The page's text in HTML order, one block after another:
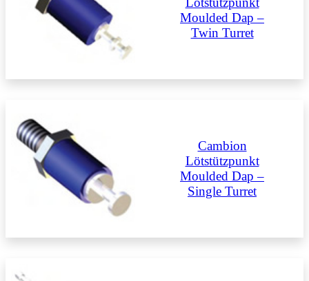
Moulded Dap –
Twin Turret
Cambion
Lötstützpunkt
Moulded Dap –
Single Turret